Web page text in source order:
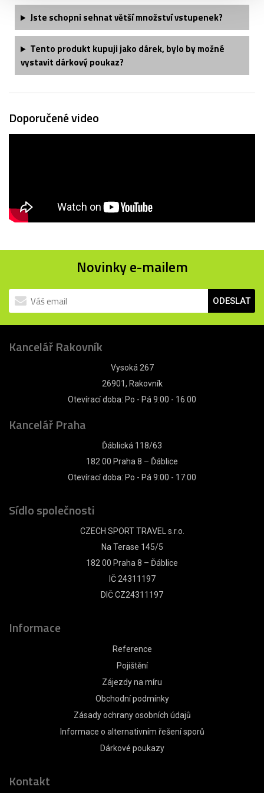
Jste schopni sehnat větší množství vstupenek?
Tento produkt kupuji jako dárek, bylo by možné
vystavit dárkový poukaz?
Doporučené video
Novinky e-mailem
ODESLAT
Kancelář Rakovník
Vysoká 267
26901, Rakovník
Otevírací doba: Po - Pá 9:00 - 16:00
Kancelář Praha
Ďáblická 118/63
182 00 Praha 8 – Ďáblice
Otevírací doba: Po - Pá 9:00 - 17:00
Sídlo společnosti
CZECH SPORT TRAVEL s.r.o.
Na Terase 145/5
182 00 Praha 8 – Ďáblice
IČ 24311197
DIČ CZ24311197
Informace
Reference
Pojištění
Zájezdy na míru
Obchodní podmínky
Zásady ochrany osobních údajů
Informace o alternativním řešení sporů
Dárkové poukazy
Kontakt